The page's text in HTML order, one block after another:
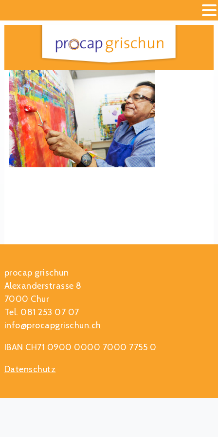
procap grischun
Alexanderstrasse 8
7000 Chur
Tel. 081 253 07 07
info@procapgrischun.ch
IBAN CH71 0900 0000 7000 7755 0
Datenschutz